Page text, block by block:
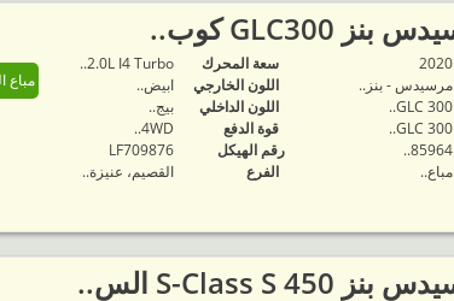
2020
مرسيدس - بنز..
GLC 300..
GLC 300..
85964..
مباع..
‬سعة المحرك
2.0L I4 Turbo..
اللون الخارجي
ابيض..
اللون الداخلي
بيج..
قوة الدفع
4WD..
رقم الهيكل
LF709876
الفرع
القصيم، عنيزة..
مباع